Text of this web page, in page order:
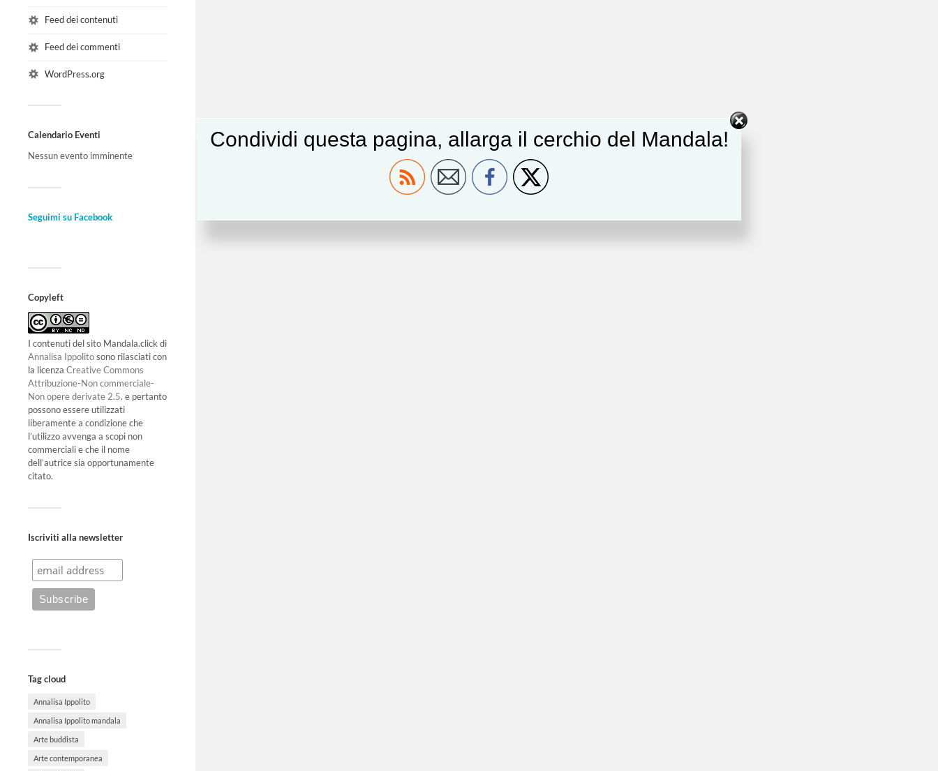
Feed dei contenuti
Feed dei commenti
WordPress.org
Calendario Eventi
Nessun evento imminente
Seguimi su Facebook
Copyleft
I contenuti del sito Mandala.click di
Annalisa Ippolitosono rilasciati con
la licenza Creative Commons
Attribuzione-Non commerciale-
Non opere derivate 2.5. e pertanto
possono essere utilizzati
liberamente a condizione che
l’utilizzo avvenga a scopi non
commerciali e che il nome
dell’autrice sia opportunamente
citato.
Iscriviti alla newsletter
Tag cloud
Annalisa Ippolito
Annalisa Ippolito mandala
Arte buddista
Arte contemporanea
Condividi questa pagina, allarga il cerchio del Mandala!